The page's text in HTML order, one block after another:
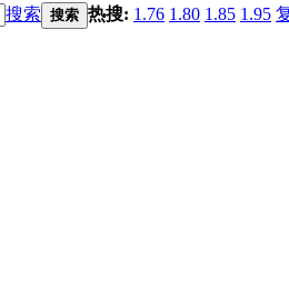
搜索 搜索 热搜: 1.76 1.80 1.85 1.95